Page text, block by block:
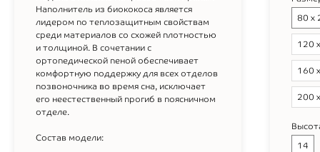
Наполнитель из биококоса является
лидером по теплозащитным свойствам
среди материалов со схожей плотностью
и толщиной. В сочетании с
ортопедической пеной обеспечивает
комфортную поддержку для всех отделов
позвоночника во время сна, исключает
его неестественный прогиб в поясничном
отделе.
Состав модели:
80 х
120
160
200
14